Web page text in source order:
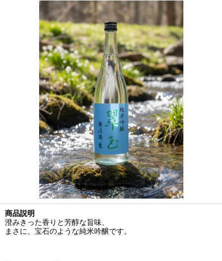
商品説明
澄みきった香りと芳醇な旨味、
まさに、宝石のような純米吟醸です。